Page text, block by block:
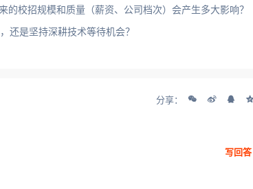
校招规模和质量（薪资、公司档次）会产生多大影响？
还是坚持深耕技术等待机会？
分享：
写回答